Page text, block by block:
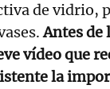
de vidrio,
Antes de
vídeo que
la